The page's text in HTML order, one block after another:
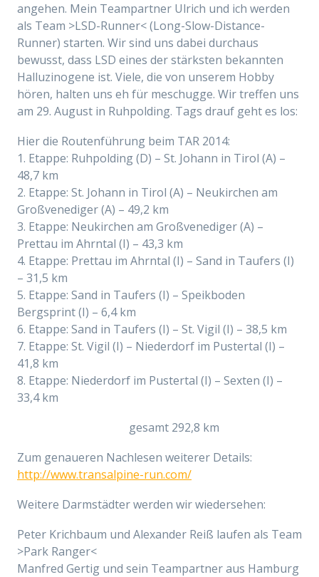
angehen. Mein Teampartner Ulrich und ich werden
als Team >LSD-Runner< (Long-Slow-Distance-
Runner) starten. Wir sind uns dabei durchaus
bewusst, dass LSD eines der stärksten bekannten
Halluzinogene ist. Viele, die von unserem Hobby
hören, halten uns eh für meschugge. Wir treffen uns
am 29. August in Ruhpolding. Tags drauf geht es los:
Hier die Routenführung beim TAR 2014:
1. Etappe: Ruhpolding (D) – St. Johann in Tirol (A) –
48,7 km
2. Etappe: St. Johann in Tirol (A) – Neukirchen am
Großvenediger (A) – 49,2 km
3. Etappe: Neukirchen am Großvenediger (A) –
Prettau im Ahrntal (I) – 43,3 km
4. Etappe: Prettau im Ahrntal (I) – Sand in Taufers (I)
– 31,5 km
5. Etappe: Sand in Taufers (I) – Speikboden
Bergsprint (I) – 6,4 km
6. Etappe: Sand in Taufers (I) – St. Vigil (I) – 38,5 km
7. Etappe: St. Vigil (I) – Niederdorf im Pustertal (I) –
41,8 km
8. Etappe: Niederdorf im Pustertal (I) – Sexten (I) –
33,4 km
gesamt 292,8 km
Zum genaueren Nachlesen weiterer Details:
http://www.transalpine-run.com/
Weitere Darmstädter werden wir wiedersehen:
Peter Krichbaum und Alexander Reiß laufen als Team
>Park Ranger<
Manfred Gertig und sein Teampartner aus Hamburg